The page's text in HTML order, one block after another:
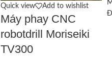
Quick view Add to wishlist
Máy phay CNC
robotdrill Moriseiki
TV300